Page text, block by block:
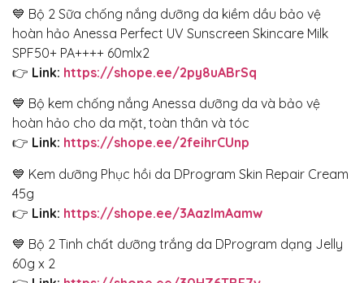
💙 Bộ 2 Sữa chống nắng dưỡng da kiềm dầu bảo vệ
hoàn hảo Anessa Perfect UV Sunscreen Skincare Milk
SPF50+ PA++++ 60mlx2
👉 Link: https://shope.ee/2py8uABrSq
💙 Bộ kem chống nắng Anessa dưỡng da và bảo vệ
hoàn hảo cho da mặt, toàn thân và tóc
👉 Link: https://shope.ee/2feihrCUnp
💙 Kem dưỡng Phục hồi da DProgram Skin Repair Cream
45g
👉 Link: https://shope.ee/3AazImAamw
💙 Bộ 2 Tinh chất dưỡng trắng da DProgram dạng Jelly
60g x 2